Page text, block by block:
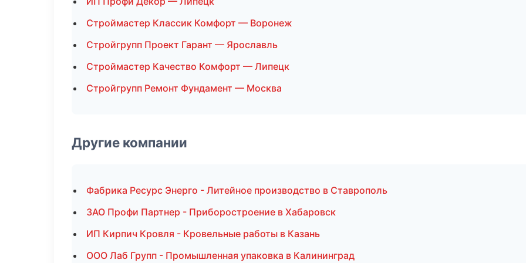
Строймастер Классик Комфорт — Воронеж
Стройгрупп Проект Гарант — Ярославль
Строймастер Качество Комфорт — Липецк
Стройгрупп Ремонт Фундамент — Москва
Другие компании
Фабрика Ресурс Энерго - Литейное производство в Ставрополь
ЗАО Профи Партнер - Приборостроение в Хабаровск
ИП Кирпич Кровля - Кровельные работы в Казань
ООО Лаб Групп - Промышленная упаковка в Калининград